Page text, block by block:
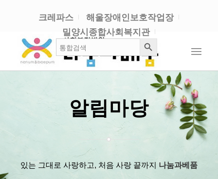
크레파스
해울장애인보호작업장
밀양시종합사회복지관
검 검색 버튼
알림마당
있는 그대로 사랑하고, 처음 사랑 끝까지 나눔과베품